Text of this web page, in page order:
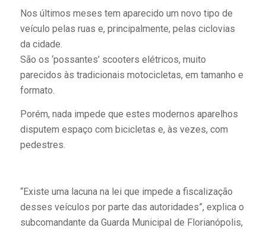
Nos últimos meses tem aparecido um novo tipo de
veículo pelas ruas e, principalmente, pelas ciclovias
da cidade.
São os ‘possantes’ scooters elétricos, muito
parecidos às tradicionais motocicletas, em tamanho e
formato.
Porém, nada impede que estes modernos aparelhos
disputem espaço com bicicletas e, às vezes, com
pedestres.
“Existe uma lacuna na lei que impede a fiscalização
desses veículos por parte das autoridades”, explica o
subcomandante da Guarda Municipal de Florianópolis,